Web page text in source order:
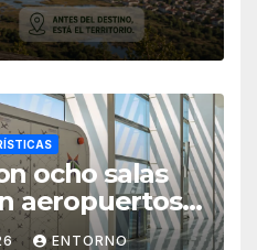
ocho salas
aeropuertos
ENTORNO